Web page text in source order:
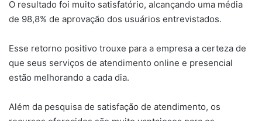
O resultado foi muito satisfatório, alcançando uma média
de 98,8% de aprovação dos usuários entrevistados.
Esse retorno positivo trouxe para a empresa a certeza de
que seus serviços de atendimento online e presencial
estão melhorando a cada dia.
Além da pesquisa de satisfação de atendimento, os